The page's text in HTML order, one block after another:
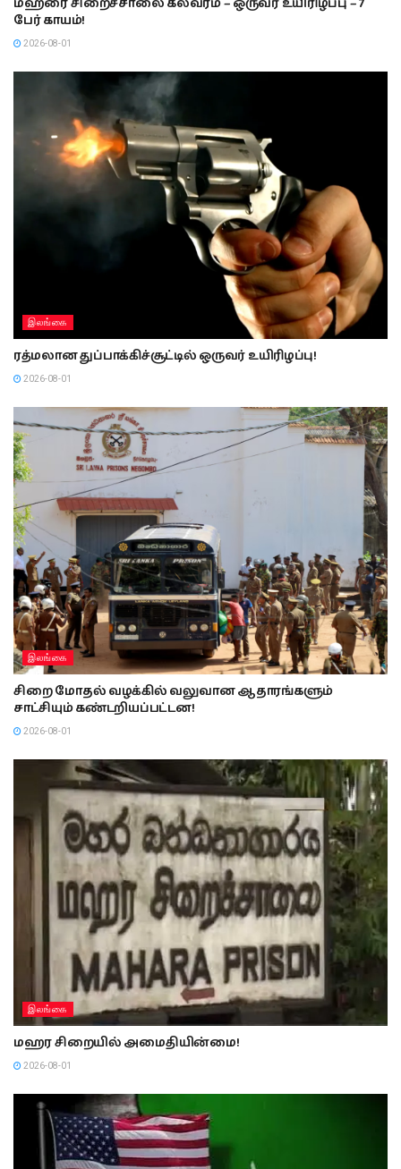
பேர் காயம்!
2026-08-01
இலங்கை
ரத்மலான துப்பாக்கிச்சூட்டில் ஒருவர் உயிரிழப்பு!
2026-08-01
இலங்கை
சிறை மோதல் வழக்கில் வலுவான ஆதாரங்களும்
சாட்சியும் கண்டறியப்பட்டன!
2026-08-01
இலங்கை
மஹர சிறையில் அமைதியின்மை!
2026-08-01